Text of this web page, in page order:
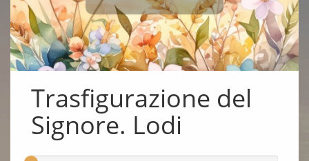
Trasfigurazione del
Signore. Lodi